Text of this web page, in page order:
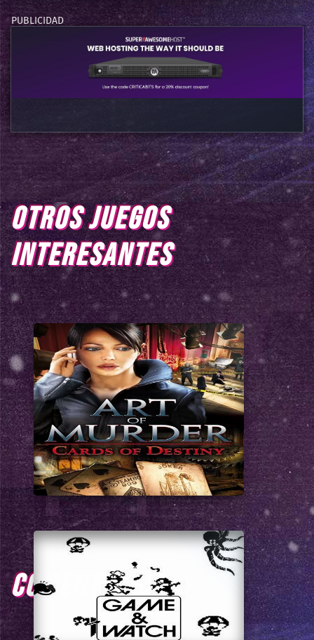
OTROS JUEGOS
INTERESANTES
COMENTARIOS